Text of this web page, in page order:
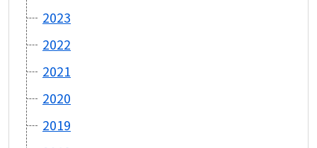
2023
2022
2021
2020
2019